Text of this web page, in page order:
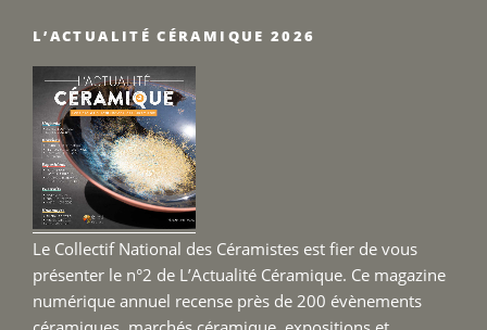
L’ACTUALITÉ CÉRAMIQUE 2026
Le Collectif National des Céramistes est fier de vous
présenter le n°2 de L’Actualité Céramique. Ce magazine
numérique annuel recense près de 200 évènements